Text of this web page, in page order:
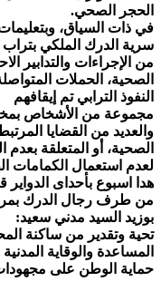
الحجر الصحي.
في ذات السياق،
سرية الدرك الملكي بتراب
من الإجراءات والتدابير
الصحية، الحملات
النفوذ الترابي تم إيقافهم
مجموعة من الأشخاص
والعديد من القضايا
الصحية، أو المتعلقة بعدم
لعدم استعمال الكمامات
هدا اسبوع بأحداى
من طرف رجال الدرك
بوزيد السيد مدني سعيد:
تحية وتقدير من ساكنة
المساعدة والوقاية
حماية الوطن على